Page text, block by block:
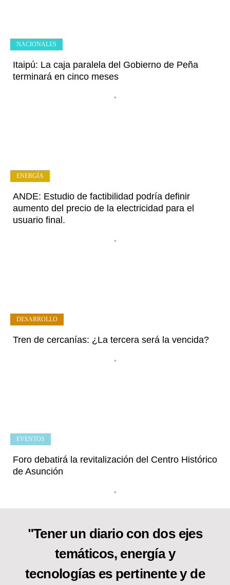
Itaipú: La caja paralela del Gobierno de Peña
terminará en cinco meses
•
NACIONALES
ANDE: Estudio de factibilidad podría definir
aumento del precio de la electricidad para el
usuario final.
•
ENERGÍA
Tren de cercanías: ¿La tercera será la vencida?
•
DESARROLLO
Foro debatirá la revitalización del Centro Histórico
de Asunción
•
EVENTOS
"Tener un diario con dos ejes
temáticos, energía y
tecnologías es pertinente y de